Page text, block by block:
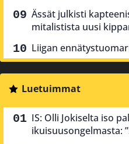
Ässät julkisti
mitalistista uusi
Liigan
Luetuimmat
IS: Olli Jokiselta iso
ikuisuusongelmasta: